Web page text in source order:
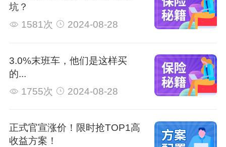
坑？
1581次
2024-08-28
3.0%末班车，他们是这样买
的...
1755次
2024-08-28
正式官宣涨价！限时抢TOP1高
收益方案！